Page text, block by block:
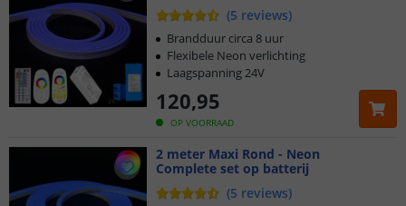
(5 reviews)
OP VOORRAAD
120,95
Brandduur circa 8 uur
Flexibele Neon verlichting
Laagspanning 24V
2 meter Maxi Rond - Neon
Complete set op batterij
(5 reviews)
Klantbeoordeling 9.1